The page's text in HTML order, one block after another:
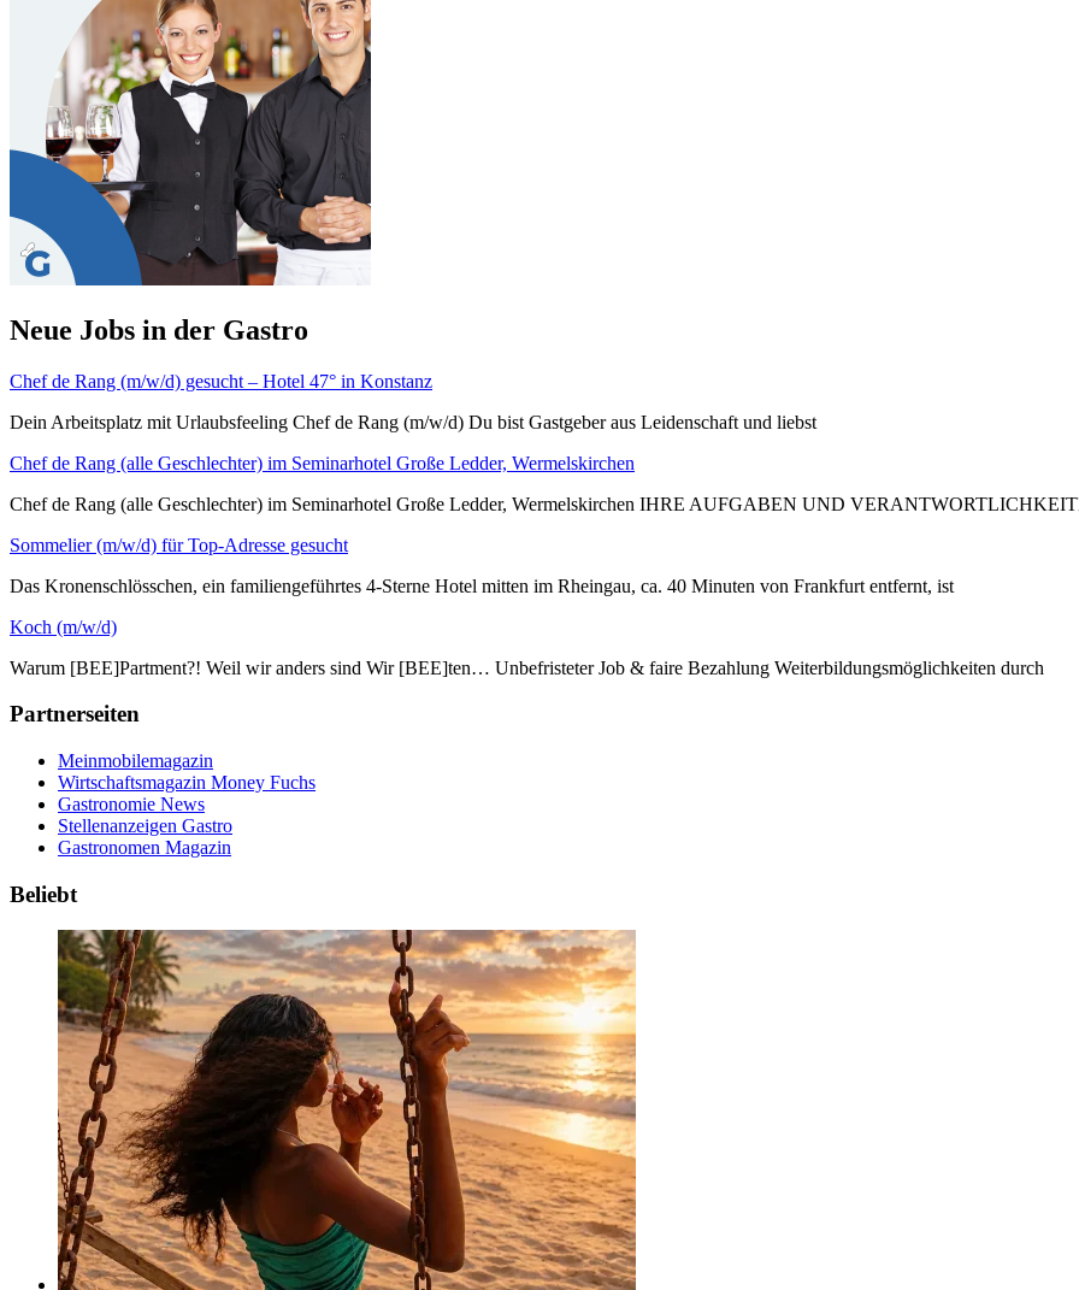
Neue Jobs in der Gastro
Chef de Rang (m/w/d) gesucht – Hotel 47° in Konstanz
Dein Arbeitsplatz mit Urlaubsfeeling Chef de Rang (m/w/d) Du bist Gastgeber aus Leidenschaft und liebst
Chef de Rang (alle Geschlechter) im Seminarhotel Große Ledder, Wermelskirchen
Chef de Rang (alle Geschlechter) im Seminarhotel Große Ledder, Wermelskirchen IHRE AUFGABEN UND
Sommelier (m/w/d) für Top-Adresse gesucht
Das Kronenschlösschen, ein familiengeführtes 4-Sterne Hotel mitten im Rheingau, ca. 40 Minuten von Frankfurt entfernt, ist
Koch (m/w/d)
Warum [BEE]Partment?! Weil wir anders sind Wir [BEE]ten… Unbefristeter Job & faire Bezahlung Weiterbildungsmöglichkeiten durch
Partnerseiten
Meinmobilemagazin
Wirtschaftsmagazin Money Fuchs
Gastronomie News
Stellenanzeigen Gastro
Gastronomen Magazin
Beliebt